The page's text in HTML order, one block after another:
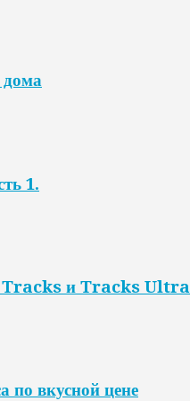
дома
1.
Tracks и Tracks Ultra
по вкусной цене